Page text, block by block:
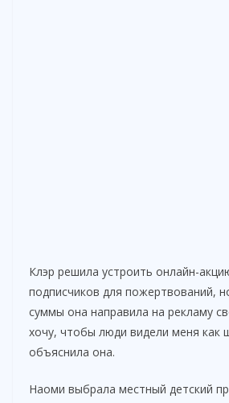
Клэр решила устроить онлайн-
подписчиков для пожертвований,
суммы она направила на рекламу
хочу, чтобы люди видели меня
объяснила она.
Наоми выбрала местный детский